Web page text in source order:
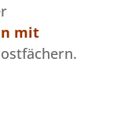
mit